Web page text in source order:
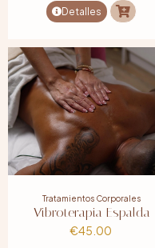
Detalles
Tratamientos Corporales
Vibroterapia Espalda
€45.00